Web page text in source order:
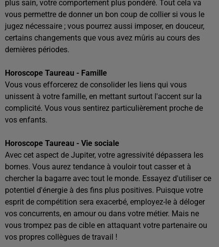
plus sain, votre comportement plus pondéré. Tout cela va
vous permettre de donner un bon coup de collier si vous le
jugez nécessaire ; vous pourrez aussi imposer, en douceur,
certains changements que vous avez mûris au cours des
dernières périodes.
Horoscope Taureau - Famille
Vous vous efforcerez de consolider les liens qui vous
unissent à votre famille, en mettant surtout l'accent sur la
complicité. Vous vous sentirez particulièrement proche de
vos enfants.
Horoscope Taureau - Vie sociale
Avec cet aspect de Jupiter, votre agressivité dépassera les
bornes. Vous aurez tendance à vouloir tout casser et à
chercher la bagarre avec tout le monde. Essayez d'utiliser ce
potentiel d'énergie à des fins plus positives. Puisque votre
esprit de compétition sera exacerbé, employez-le à déloger
vos concurrents, en amour ou dans votre métier. Mais ne
vous trompez pas de cible en attaquant votre partenaire ou
vos propres collègues de travail !